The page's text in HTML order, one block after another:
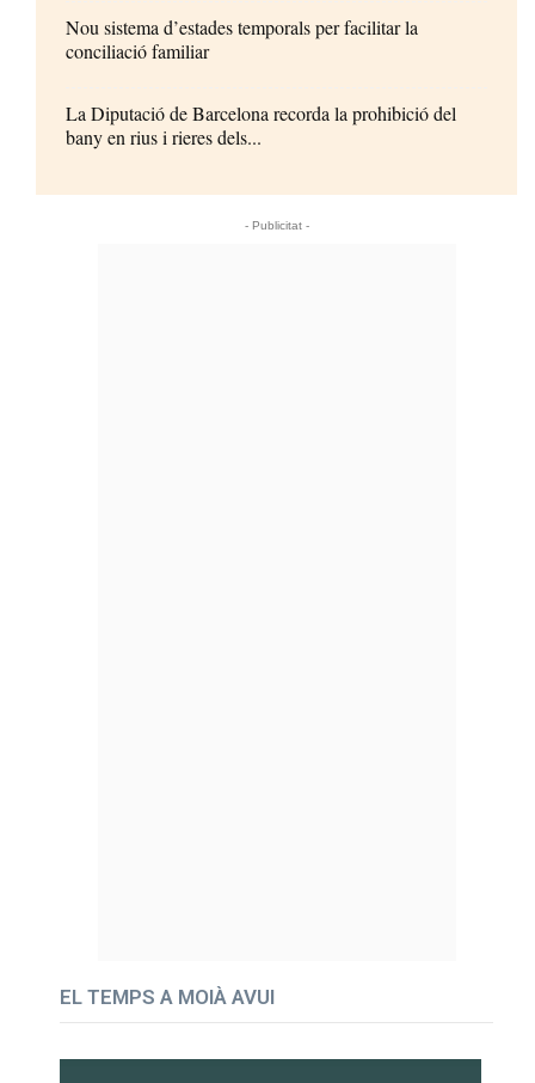
Nou sistema d’estades temporals per facilitar la
conciliació familiar
La Diputació de Barcelona recorda la prohibició del
bany en rius i rieres dels...
- Publicitat -
EL TEMPS A MOIÀ AVUI